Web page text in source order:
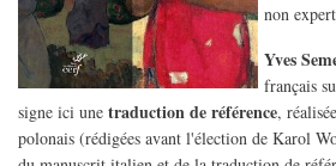
non
Yves
français
signe ici une traduction de référence,
polonais (rédigées avant l'élection de Karol